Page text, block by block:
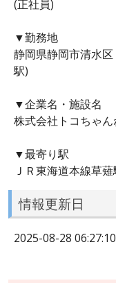
(正社員)
▼勤務地
静岡県静岡市清水
駅)
▼企業名・施設名
株式会社トコちゃ
▼最寄り駅
ＪＲ東海道本線草薙
情報更新日
2025-08-28 06:27:10